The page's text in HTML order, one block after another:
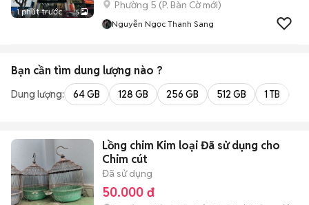
1 phút trước 5
Phường 5 (P. Bàn Cờmới)
Nguyễn Ngọc Thanh Sang
Bạn cần tìm dung lượng nào ?
Dung lượng: 64 GB 128 GB 256 GB 512 GB 1 TB
Lồng chim Kim loại Đã sử dụng cho
Chim cút
Đã sử dụng
50.000 đ